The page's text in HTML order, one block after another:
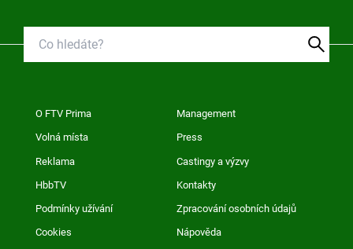
O FTV Prima Management
Volná místa Press
Reklama Castingy a výzvy
HbbTV Kontakty
Podmínky užívání Zpracování osobních údajů
Cookies Nápověda